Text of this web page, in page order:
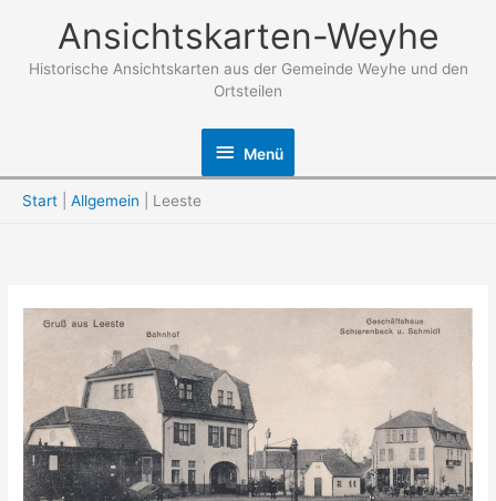
springen
Ansichtskarten-Weyhe
Historische Ansichtskarten aus der Gemeinde Weyhe und den
Ortsteilen
Menü
Menü
Start Allgemein Leeste